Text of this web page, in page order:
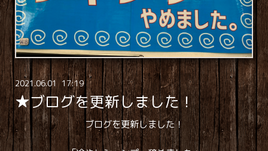
2021.06.01 17:19
★ブログを更新しました！
ブログを更新しました！